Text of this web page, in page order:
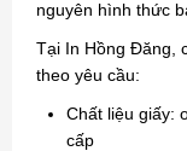
nguyên hình thức
Tại In Hồng Đăng,
theo yêu cầu:
Chất liệu giấy:
cấp